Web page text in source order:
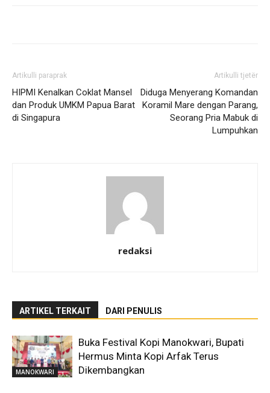
Artikulli paraprak
HIPMI Kenalkan Coklat Mansel
dan Produk UMKM Papua Barat
di Singapura
Artikulli tjetër
Diduga Menyerang Komandan
Koramil Mare dengan Parang,
Seorang Pria Mabuk di
Lumpuhkan
redaksi
ARTIKEL TERKAIT DARI PENULIS
MANOKWARI
Buka Festival Kopi Manokwari, Bupati
Hermus Minta Kopi Arfak Terus
Dikembangkan